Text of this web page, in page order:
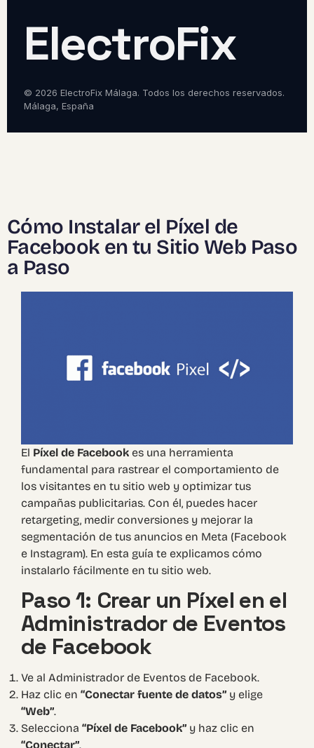
ElectroFix
© 2026 ElectroFix Málaga. Todos los derechos reservados.
Málaga, España
Cómo Instalar el Píxel de
Facebook en tu Sitio Web Paso
a Paso
El Píxel de Facebook es una herramienta
fundamental para rastrear el comportamiento de
los visitantes en tu sitio web y optimizar tus
campañas publicitarias. Con él, puedes hacer
retargeting, medir conversiones y mejorar la
segmentación de tus anuncios en Meta (Facebook
e Instagram). En esta guía te explicamos cómo
instalarlo fácilmente en tu sitio web.
Paso 1: Crear un Píxel en el
Administrador de Eventos
de Facebook
Ve al Administrador de Eventos de Facebook.
Haz clic en “Conectar fuente de datos” y elige
“Web”.
Selecciona “Píxel de Facebook” y haz clic en
“Conectar”.